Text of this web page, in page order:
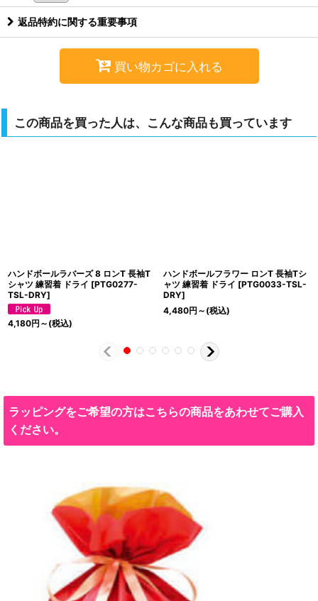
返品特約に関する重要事項
買い物カゴに入れる
この商品を買った人は、こんな商品も買っています
ハンドボールラバーズ 8 ロンT 長袖T
シャツ 練習着 ドライ [PTG0277-
TSL-DRY]
4,180円 ～ (税込)
ハンドボールフラワー ロンT 長袖Tシ
ャツ 練習着 ドライ [PTG0033-TSL-
DRY]
4,480円 ～ (税込)
ラッピングをご希望の方はこちらの商品をあわせてご購入
ください。